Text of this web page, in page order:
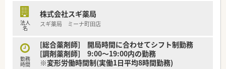
法人
名
株式会社スギ薬局
スギ薬局 ミーナ町田店
勤務
時間
[総合薬剤師] 開局時間に合わせてシフト制勤務
[調剤薬剤師] 9:00～19:00内の勤務
※変形労働時間制(実働1日平均8時間勤務)